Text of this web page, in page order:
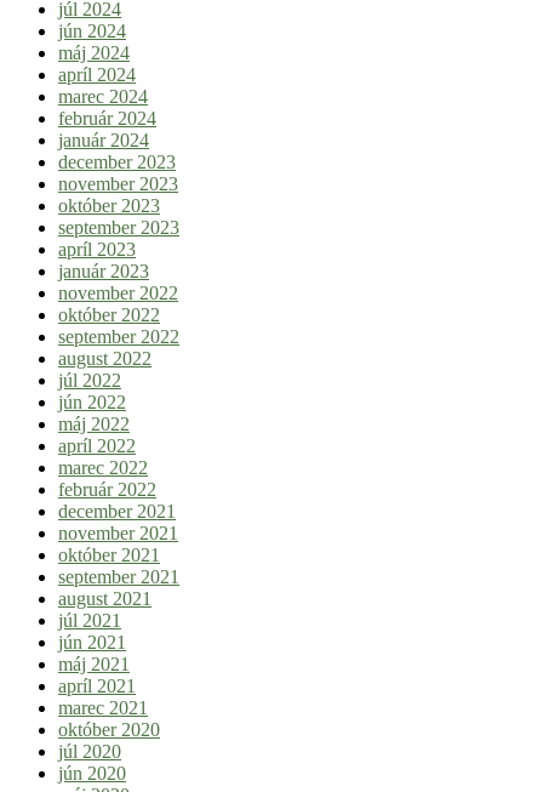
júl 2024
jún 2024
máj 2024
apríl 2024
marec 2024
február 2024
január 2024
december 2023
november 2023
október 2023
september 2023
apríl 2023
január 2023
november 2022
október 2022
september 2022
august 2022
júl 2022
jún 2022
máj 2022
apríl 2022
marec 2022
február 2022
december 2021
november 2021
október 2021
september 2021
august 2021
júl 2021
jún 2021
máj 2021
apríl 2021
marec 2021
október 2020
júl 2020
jún 2020